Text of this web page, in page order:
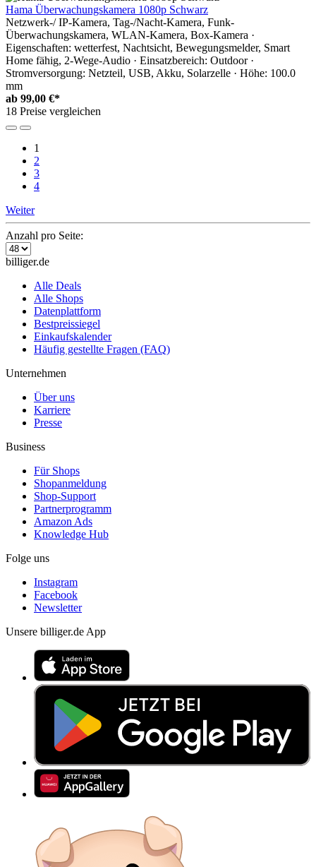
Hama Überwachungskamera 1080p Schwarz
Netzwerk-/ IP-Kamera, Tag-/Nacht-Kamera, Funk-
Überwachungskamera, WLAN-Kamera, Box-Kamera ·
Eigenschaften: wetterfest, Nachtsicht, Bewegungsmelder, Smart
Home fähig, 2-Wege-Audio · Einsatzbereich: Outdoor ·
Stromversorgung: Netzteil, USB, Akku, Solarzelle · Höhe: 100.0
mm
ab 99,00 €*
18 Preise vergleichen
1
2
3
4
Weiter
Anzahl pro Seite:
billiger.de
Alle Deals
Alle Shops
Datenplattform
Bestpreissiegel
Einkaufskalender
Häufig gestellte Fragen (FAQ)
Unternehmen
Über uns
Karriere
Presse
Business
Für Shops
Shopanmeldung
Shop-Support
Partnerprogramm
Amazon Ads
Knowledge Hub
Folge uns
Instagram
Facebook
Newsletter
Unsere billiger.de App